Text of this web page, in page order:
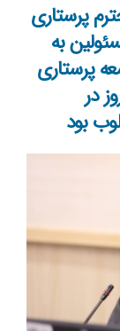
پرستاری
به
پرستاری
در
بود